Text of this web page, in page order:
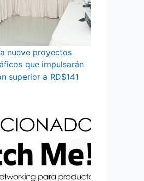
nueve proyectos
que impulsarán
superior a RD$141